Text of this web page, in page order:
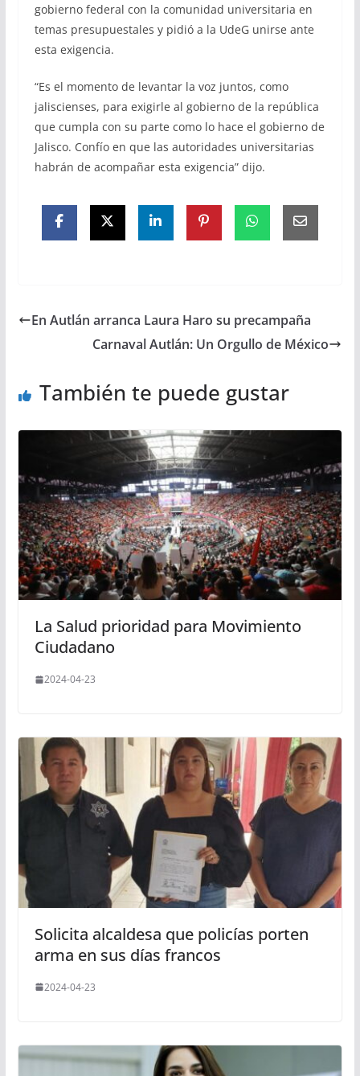
gobierno federal con la comunidad universitaria en
temas presupuestales y pidió a la UdeG unirse ante
esta exigencia.
“Es el momento de levantar la voz juntos, como
jaliscienses, para exigirle al gobierno de la república
que cumpla con su parte como lo hace el gobierno de
Jalisco. Confío en que las autoridades universitarias
habrán de acompañar esta exigencia” dijo.
En Autlán arranca Laura Haro su precampaña
Carnaval Autlán: Un Orgullo de México
También te puede gustar
La Salud prioridad para Movimiento
Ciudadano
2024-04-23
Solicita alcaldesa que policías porten
arma en sus días francos
2024-04-23